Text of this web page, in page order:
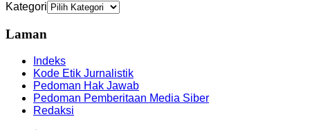
Kategori
Laman
Indeks
Kode Etik Jurnalistik
Pedoman Hak Jawab
Pedoman Pemberitaan Media Siber
Redaksi